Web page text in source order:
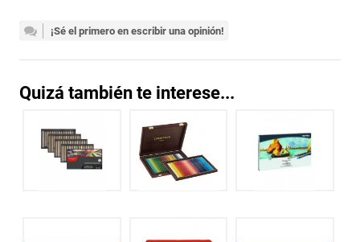
¡Sé el primero en escribir una opinión!
Quizá también te interese...